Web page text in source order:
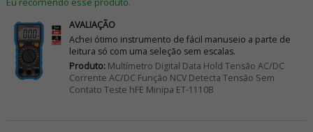
AVALIAÇÃO
Achei ótimo instrumento de fácil manuseio a parte de
leitura só com uma seleção sem escalas.
Produto:Multímetro Digital Data Hold Tensão AC/DC
Corrente AC/DC Função NCV Detecta Tensão Sem
Contato Teste hFE Minipa ET-1110B